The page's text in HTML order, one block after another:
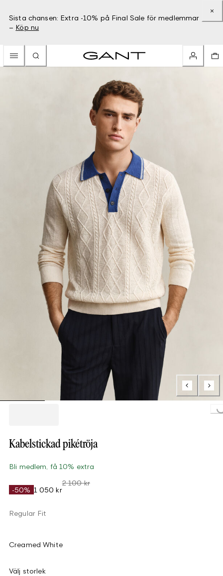
Sista chansen: Extra -10% på Final Sale för medlemmar
– Köp nu
Loading...
Kabelstickad pikétröja
Bli medlem, få 10% extra
-50% 1 050 kr
2 100 kr
Regular Fit
Creamed White
Välj storlek